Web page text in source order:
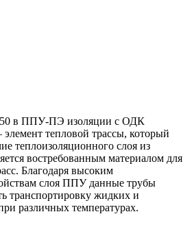
в ППУ-ПЭ изоляции с ОДК
тепловой трассы, который
теплоизоляционного слоя из
востребованным материалом для
Благодаря высоким
слоя ППУ данные трубы
транспортировку жидких и
различных температурах.